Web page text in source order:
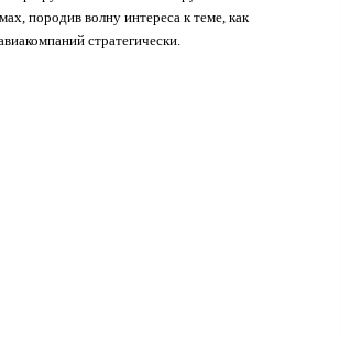
породив волну интереса к теме, как
стратегически.